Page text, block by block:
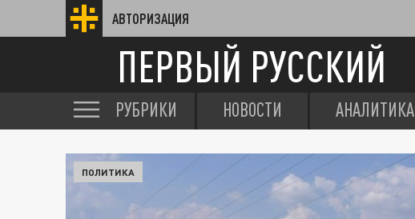
АВТОРИЗАЦИЯ
ПЕРВЫЙ РУССКИЙ
РУБРИКИ НОВОСТИ АНАЛИТИКА
ПОЛИТИКА